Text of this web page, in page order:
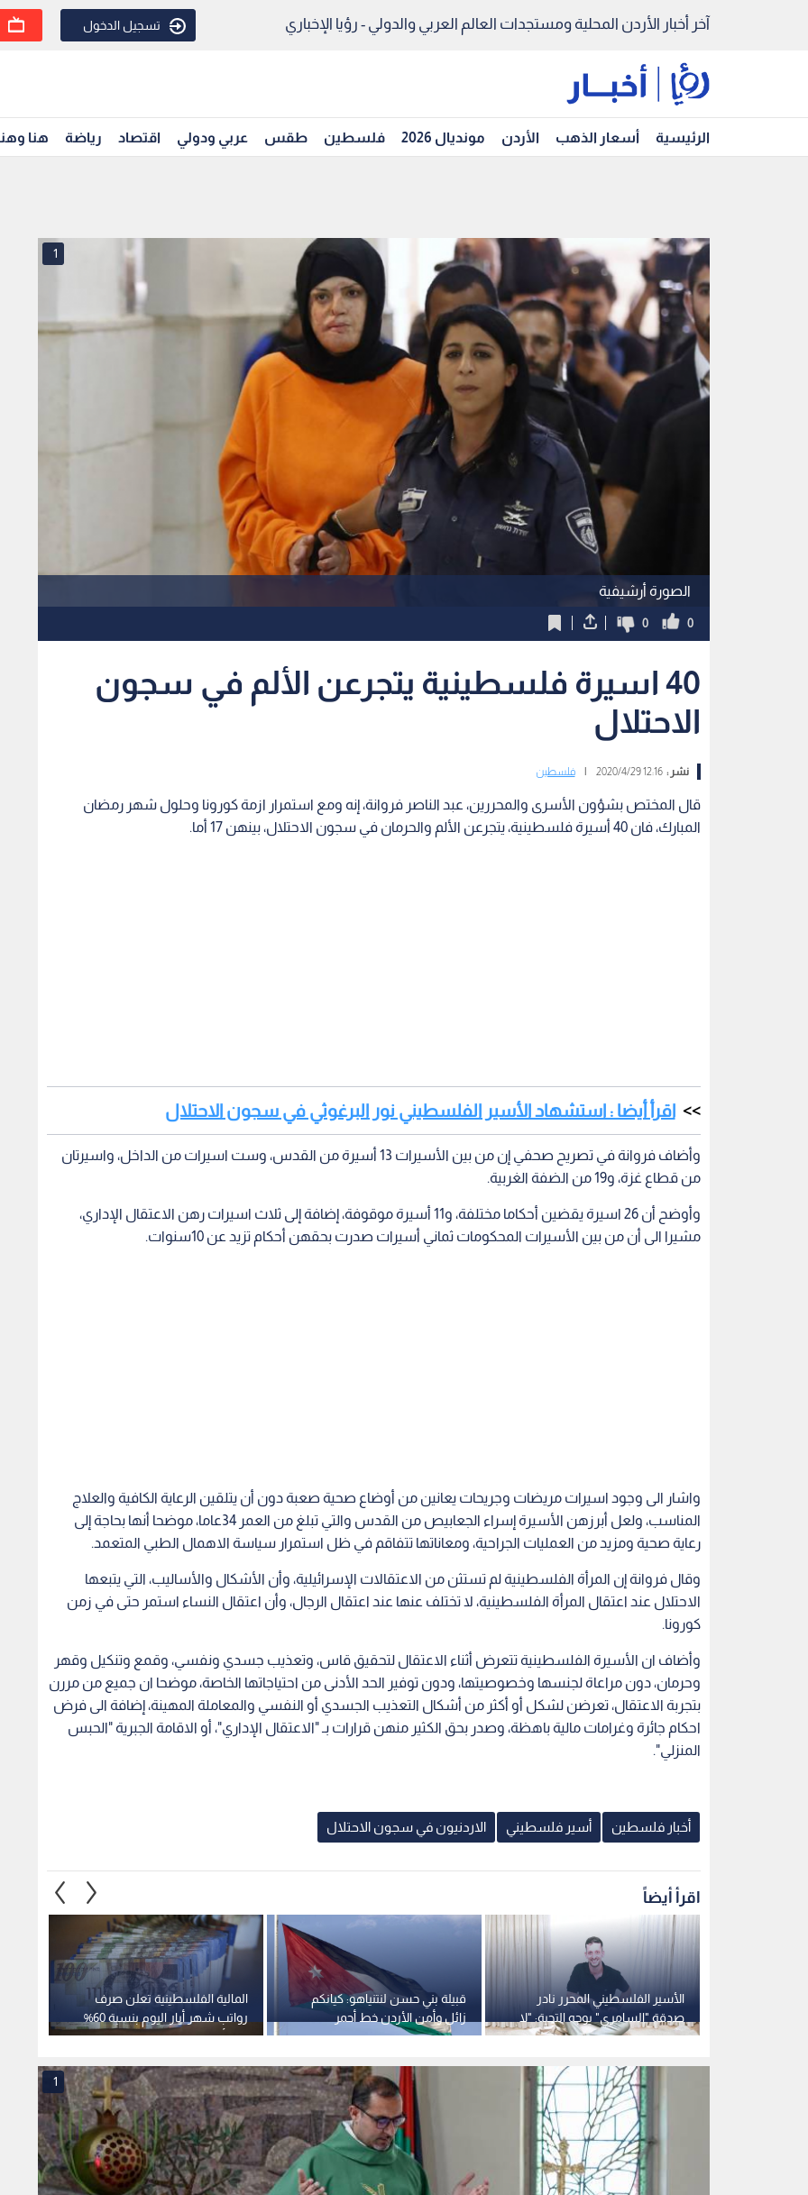
آخر أخبار الأردن المحلية ومستجدات العالم العربي والدولي - رؤيا الإخباري تسجيل الدخول
الرئيسية أسعار الذهب الأردن مونديال 2026 فلسطين طقس عربي ودولي اقتصاد رياضة هنا
الصورة أرشيفية
1
0
0
40 اسيرة فلسطينية يتجرعن الألم في سجون
الاحتلال
نشر :12:16 2020/4/29 فلسطين
قال المختص بشؤون الأسرى والمحررين، عبد الناصر فروانة، إنه ومع استمرار ازمة كورونا وحلول شهر رمضان
المبارك، فان 40 أسيرة فلسطينية، يتجرعن الألم والحرمان في سجون الاحتلال، بينهن 17 أما.
اقرأ أيضا : استشهاد الأسير الفلسطيني نور البرغوثي في سجون الاحتلال
وأضاف فروانة في تصريح صحفي إن من بين الأسيرات 13 أسيرة من القدس، وست اسيرات من الداخل، واسيرتان
من قطاع غزة، و19 من الضفة الغربية.
وأوضح أن 26 اسيرة يقضين أحكاما مختلفة، و11 أسيرة موقوفة، إضافة إلى ثلاث اسيرات رهن الاعتقال الإداري،
مشيرا الى أن من بين الأسيرات المحكومات ثماني أسيرات صدرت بحقهن أحكام تزيد عن 10سنوات.
واشار الى وجود اسيرات مريضات وجريحات يعانين من أوضاع صحية صعبة دون أن يتلقين الرعاية الكافية والعلاج
المناسب، ولعل أبرزهن الأسيرة إسراء الجعابيص من القدس والتي تبلغ من العمر 34عاما، موضحا أنها بحاجة إلى
رعاية صحية ومزيد من العمليات الجراحية، ومعاناتها تتفاقم في ظل استمرار سياسة الاهمال الطبي المتعمد.
وقال فروانة إن المرأة الفلسطينية لم تستثن من الاعتقالات الإسرائيلية، وأن الأشكال والأساليب، التي يتبعها
الاحتلال عند اعتقال المرأة الفلسطينية، لا تختلف عنها عند اعتقال الرجال، وأن اعتقال النساء استمر حتى في زمن
كورونا.
وأضاف ان الأسيرة الفلسطينية تتعرض أثناء الاعتقال لتحقيق قاس، وتعذيب جسدي ونفسي، وقمع وتنكيل وقهر
وحرمان، دون مراعاة لجنسها وخصوصيتها، ودون توفير الحد الأدنى من احتياجاتها الخاصة، موضحا ان جميع من مررن
بتجربة الاعتقال، تعرضن لشكل أو أكثر من أشكال التعذيب الجسدي أو النفسي والمعاملة المهينة، إضافة الى فرض
احكام جائرة وغرامات مالية باهظة، وصدر بحق الكثير منهن قرارات بـ "الاعتقال الإداري"، أو الاقامة الجبرية "الحبس
المنزلي".
أخبار فلسطين أسير فلسطيني الاردنيون في سجون الاحتلال
اقرأ أيضاً
المالية الفلسطينية تعلن صرف
رواتب شهر أيار اليوم بنسبة 60%
وحد أدنى 3000 شيكل
قبيلة بني حسن لنتنياهو: كيانكم
زائل وأمن الأردن خط أحمر
الأسير الفلسطيني المحرر نادر
صدقة "السامري" يوجه التحية: "لا
قول فوق قول غزة"
1